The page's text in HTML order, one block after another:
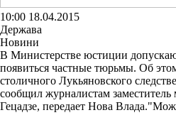
10:00 18.04.2015
Держава
Новини
В Министерстве юстиции
появиться частные тюрьмы. Об
столичного Лукьяновского
сообщил журналистам
Гецадзе, передает Нова